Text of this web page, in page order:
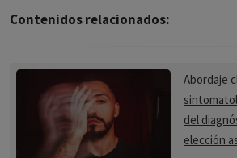
Contenidos relacionados:
Abordaje
del
elección